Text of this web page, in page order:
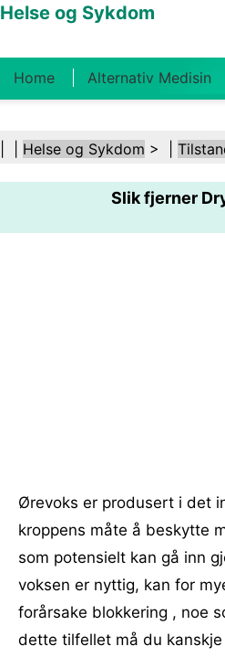
Helse og Sykdom
Home Alternativ Medisin
Kosthold Og Ernæring
Psykisk
Sikkerhet Kirurgi Og
Helse og Sykdom > |
Slik fjerner
Ørevoks er produsert i det
kroppens måte å beskytte
som potensielt kan gå inn
voksen er nyttig, kan for
forårsake blokkering , noe
dette tilfellet må du